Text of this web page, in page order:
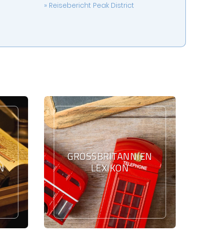
Reisebericht Peak District
GROSSBRITANNIEN L
EXIKON